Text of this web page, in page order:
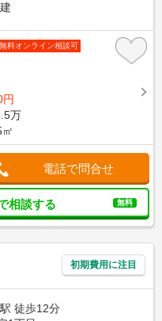
無料オンライン相談可
万
電話で問合せ
相談する 無料
初期費用に注目
徒歩12分